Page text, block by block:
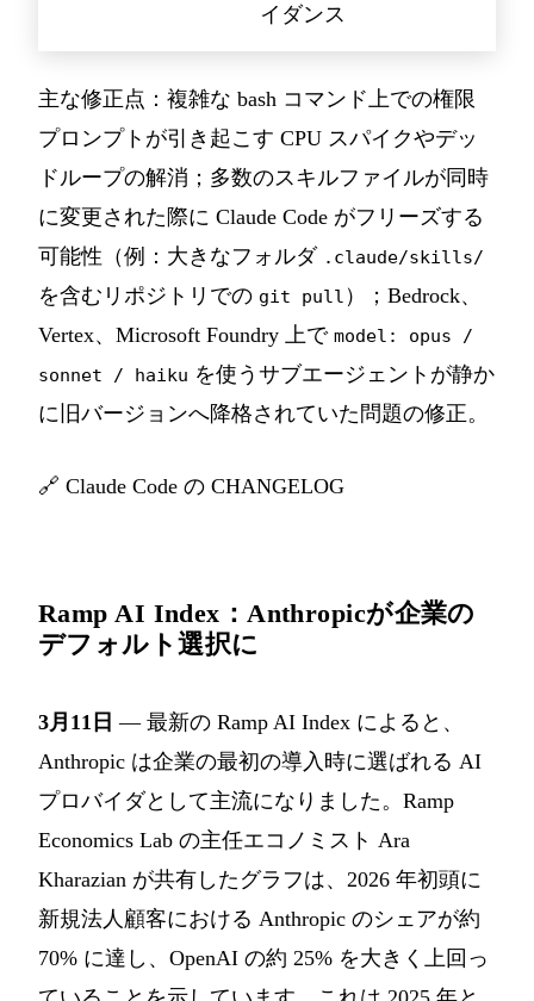
イダンス
主な修正点：複雑な bash コマンド上での権限
プロンプトが引き起こす CPU スパイクやデッ
ドループの解消；多数のスキルファイルが同時
に変更された際に Claude Code がフリーズする
可能性（例：大きなフォルダ .claude/skills/
を含むリポジトリでの git pull ）；Bedrock、
Vertex、Microsoft Foundry 上で model: opus /
sonnet / haiku を使うサブエージェントが静か
に旧バージョンへ降格されていた問題の修正。
🔗 Claude Code の CHANGELOG
Ramp AI Index：Anthropicが企業の
デフォルト選択に
3月11日 — 最新の Ramp AI Index によると、
Anthropic は企業の最初の導入時に選ばれる AI
プロバイダとして主流になりました。Ramp
Economics Lab の主任エコノミスト Ara
Kharazian が共有したグラフは、2026 年初頭に
新規法人顧客における Anthropic のシェアが約
70% に達し、OpenAI の約 25% を大きく上回っ